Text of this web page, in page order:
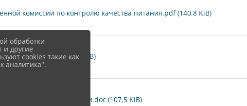
комиссии по контролю качества питания.pdf (140.8 KiB)
по питанию.pdf (140.8 KiB)
и самообразовании.doc (107.5 KiB)
обработки
и другие
cookies такие как
аналитика".